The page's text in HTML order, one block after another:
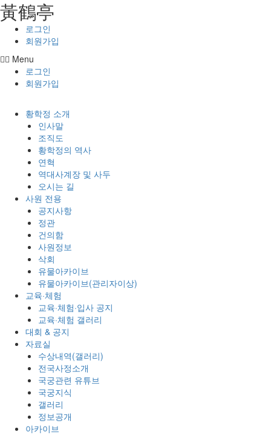
콘텐츠로
건너뛰기
⿈鶴亭
로그인
회원가입
Menu
로그인
회원가입
황학정 소개
인사말
조직도
황학정의 역사
연혁
역대사계장 및 사두
오시는 길
사원 전용
공지사항
정관
건의함
사원정보
삭회
유물아카이브
유물아카이브(관리자이상)
교육·체험
교육·체험·입사 공지
교육·체험 갤러리
대회 & 공지
자료실
수상내역(갤러리)
전국사정소개
국궁관련 유튜브
국궁지식
갤러리
정보공개
아카이브